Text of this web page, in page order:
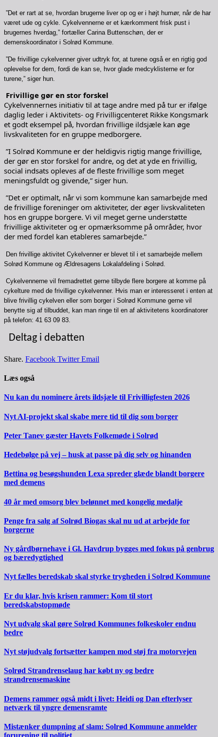
”Det er rart at se, hvordan brugerne liver op og er i højt humør, når de har
været ude og cykle. Cykelvennerne er et kærkomment frisk pust i
brugernes hverdag,” fortæller Carina Buttenschøn, der er
demenskoordinator i Solrød Kommune.
”De frivillige cykelvenner giver udtryk for, at turene også er en rigtig god
oplevelse for dem, fordi de kan se, hvor glade medcyklisterne er for
turene,” siger hun.
Frivillige gør en stor forskel
Cykelvennernes initiativ til at tage andre med på tur er ifølge
daglig leder i Aktivitets- og Frivilligcenteret Rikke Kongsmark
et godt eksempel på, hvordan frivillige ildsjæle kan øge
livskvaliteten for en gruppe medborgere.
”I Solrød Kommune er der heldigvis rigtig mange frivillige,
der gør en stor forskel for andre, og det at yde en frivillig,
social indsats opleves af de fleste frivillige som meget
meningsfuldt og givende,” siger hun.
”Det er optimalt, når vi som kommune kan samarbejde med
de frivillige foreninger om aktiviteter, der øger livskvaliteten
hos en gruppe borgere. Vi vil meget gerne understøtte
frivillige aktiviteter og er opmærksomme på områder, hvor
der med fordel kan etableres samarbejde.”
Den frivillige aktivitet Cykelvenner er blevet til i et samarbejde mellem
Solrød Kommune og Ældresagens Lokalafdeling i Solrød.
Cykelvennerne vil fremadrettet gerne tilbyde flere borgere at komme på
cykelture med de frivillige cykelvenner. Hvis man er interesseret i enten at
blive frivillig cykelven eller som borger i Solrød Kommune gerne vil
benytte sig af tilbuddet, kan man ringe til en af aktivitetens koordinatorer
på telefon: 41 63 09 83.
Deltag i debatten
Share. Facebook Twitter Email
Læs også
Nu kan du nominere årets ildsjæle til Frivilligfesten 2026
Nyt AI-projekt skal skabe mere tid til dig som borger
Peter Tanev gæster Havets Folkemøde i Solrød
Hedebølge på vej – husk at passe på dig selv og hinanden
Bettina og besøgshunden Lexa spreder glæde blandt borgere
med demens
40 år med omsorg blev belønnet med kongelig medalje
Penge fra salg af Solrød Biogas skal nu ud at arbejde for
borgerne
Ny gårdbørnehave i Gl. Havdrup bygges med fokus på genbrug
og bæredygtighed
Nyt fælles beredskab skal styrke trygheden i Solrød Kommune
Er du klar, hvis krisen rammer: Kom til stort
beredskabstopmøde
Nyt udvalg skal gøre Solrød Kommunes folkeskoler endnu
bedre
Nyt støjudvalg fortsætter kampen mod støj fra motorvejen
Solrød Strandrenselaug har købt ny og bedre
strandrensemaskine
Demens rammer også midt i livet: Heidi og Dan efterlyser
netværk til yngre demensramte
Mistænker dumpning af slam: Solrød Kommune anmelder
forurening til politiet